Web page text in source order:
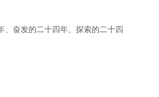
、奋发的二十四年、探索的二十四